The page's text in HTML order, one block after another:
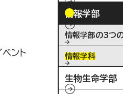
ント
情報学部
情報学部の3つ
情報学科
生物生命学部